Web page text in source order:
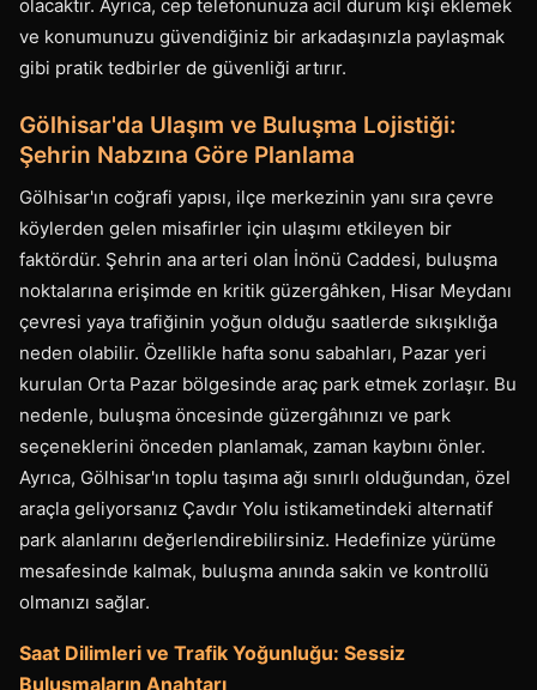
olacaktır. Ayrıca, cep telefonunuza acil durum kişi eklemek
ve konumunuzu güvendiğiniz bir arkadaşınızla paylaşmak
gibi pratik tedbirler de güvenliği artırır.
Gölhisar'da Ulaşım ve Buluşma Lojistiği:
Şehrin Nabzına Göre Planlama
Gölhisar'ın coğrafi yapısı, ilçe merkezinin yanı sıra çevre
köylerden gelen misafirler için ulaşımı etkileyen bir
faktördür. Şehrin ana arteri olan İnönü Caddesi, buluşma
noktalarına erişimde en kritik güzergâhken, Hisar Meydanı
çevresi yaya trafiğinin yoğun olduğu saatlerde sıkışıklığa
neden olabilir. Özellikle hafta sonu sabahları, Pazar yeri
kurulan Orta Pazar bölgesinde araç park etmek zorlaşır. Bu
nedenle, buluşma öncesinde güzergâhınızı ve park
seçeneklerini önceden planlamak, zaman kaybını önler.
Ayrıca, Gölhisar'ın toplu taşıma ağı sınırlı olduğundan, özel
araçla geliyorsanız Çavdır Yolu istikametindeki alternatif
park alanlarını değerlendirebilirsiniz. Hedefinize yürüme
mesafesinde kalmak, buluşma anında sakin ve kontrollü
olmanızı sağlar.
Saat Dilimleri ve Trafik Yoğunluğu: Sessiz
Buluşmaların Anahtarı